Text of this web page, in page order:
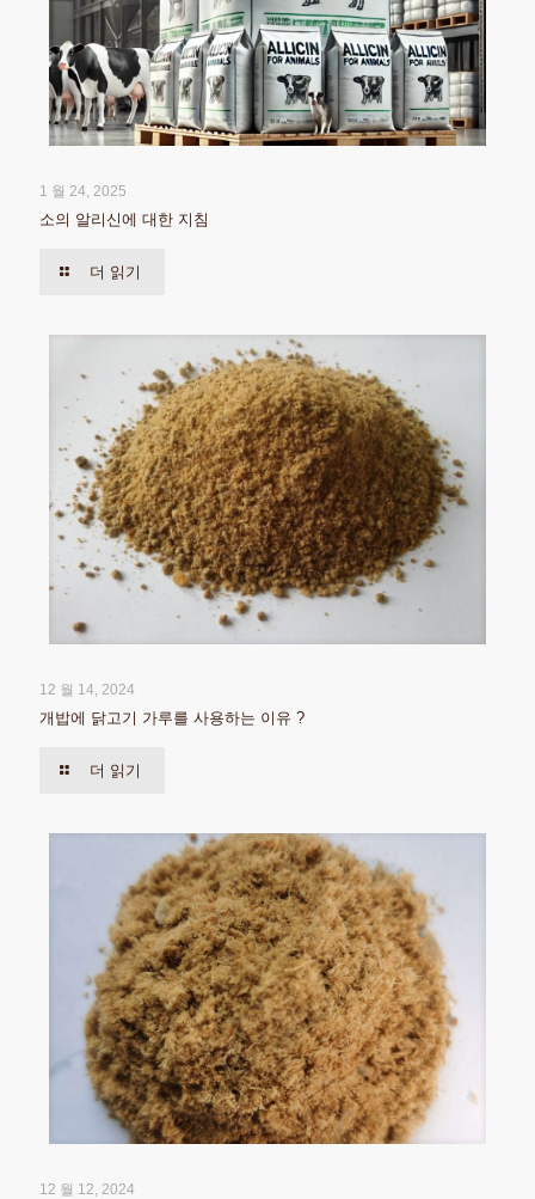
1 월 24, 2025
소의 알리신에 대한 지침
더 읽기
12 월 14, 2024
개밥에 닭고기 가루를 사용하는 이유 ?
더 읽기
12 월 12, 2024